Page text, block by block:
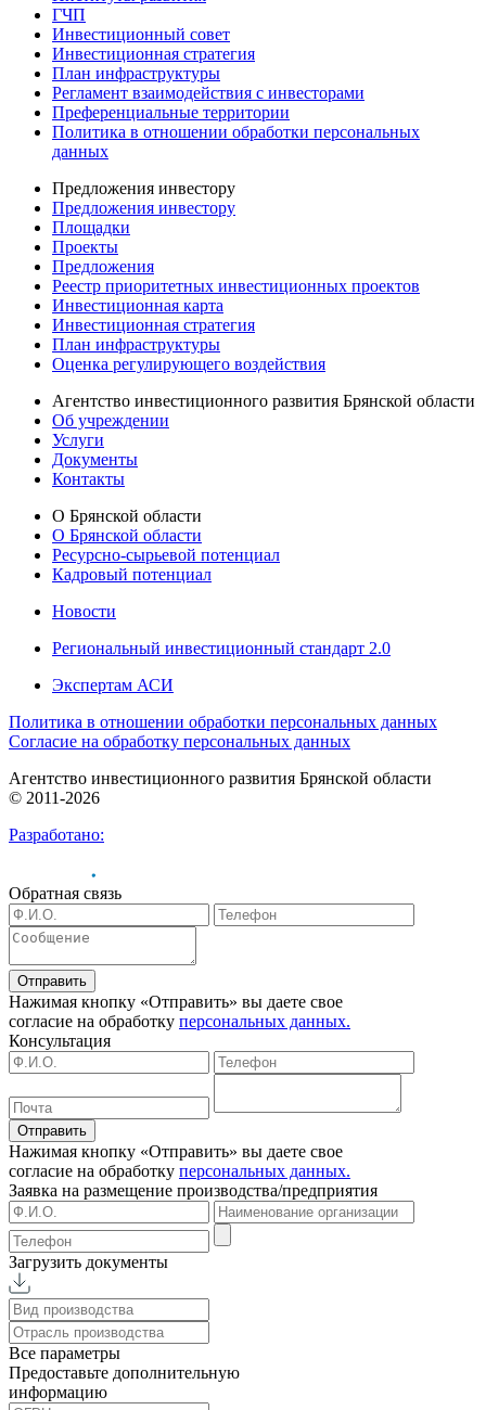
ГЧП
Инвестиционный совет
Инвестиционная стратегия
План инфраструктуры
Регламент взаимодействия с инвесторами
Преференциальные территории
Политика в отношении обработки персональных
данных
Предложения инвестору
Предложения инвестору
Площадки
Проекты
Предложения
Реестр приоритетных инвестиционных проектов
Инвестиционная карта
Инвестиционная стратегия
План инфраструктуры
Оценка регулирующего воздействия
Агентство инвестиционного развития Брянской области
Об учреждении
Услуги
Документы
Контакты
О Брянской области
О Брянской области
Ресурсно-сырьевой потенциал
Кадровый потенциал
Новости
Региональный инвестиционный стандарт 2.0
Экспертам АСИ
Политика в отношении обработки персональных данных
Согласие на обработку персональных данных
Агентство инвестиционного развития Брянской области
© 2011-2026
Разработано:
Обратная связь
Отправить
Нажимая кнопку «Отправить» вы даете свое
согласие на обработку персональных данных.
Консультация
Отправить
Нажимая кнопку «Отправить» вы даете свое
согласие на обработку персональных данных.
Заявка на размещение производства/предприятия
Загрузить документы
Все параметры
Предоставьте дополнительную
информацию